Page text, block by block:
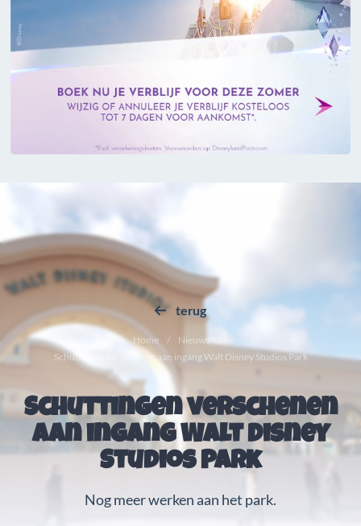
terug
Home
Nieuws
Schuttingen verschenen aan ingang Walt Disney Studios Park
Schuttingen verschenen
aan ingang Walt Disney
Studios Park
Nog meer werken aan het park.